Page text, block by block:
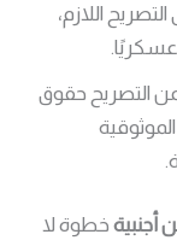
اللازم،
التصريح حقوق
خطوة لا